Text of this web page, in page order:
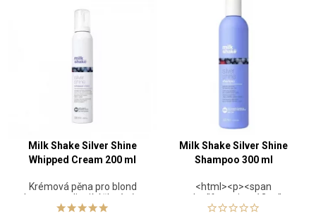
Milk Shake Silver Shine
Whipped Cream 200 ml
Krémová pěna pro blond
vlasy neutralizující žluté tóny
Milk Shake Silver Shine
Shampoo 300 ml
<html><p><span
style="font-size: 12pt;">
<strong><span>Šampón pre